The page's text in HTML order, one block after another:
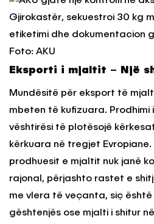
Eksporti i mjaltit – Një
Mundësitë për eksport të
mbeten të kufizuara. Prodhimi
vështirësi të plotësojë
kërkuara në tregjet
prodhuesit e mjaltit nuk janë
rajonal, përjashto rastet e
me vlera të veçanta, siç
gështenjës ose mjalti i shitur